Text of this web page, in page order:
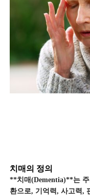
치매의 정의
**치매(Dementia)**는
환으로, 기억력, 사고력,